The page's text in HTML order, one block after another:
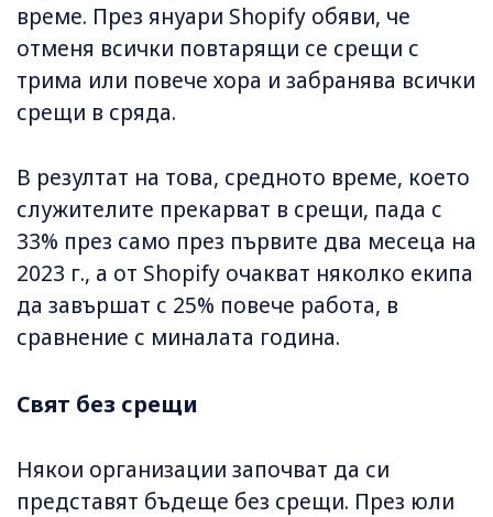
време. През януари Shopify обяви, че
отменя всички повтарящи се срещи с
трима или повече хора и забранява всички
срещи в сряда.
В резултат на това, средното време, което
служителите прекарват в срещи, пада с
33% през само през първите два месеца на
2023 г., а от Shopify очакват няколко екипа
да завършат с 25% повече работа, в
сравнение с миналата година.
Свят без срещи
Някои организации започват да си
представят бъдеще без срещи. През юли